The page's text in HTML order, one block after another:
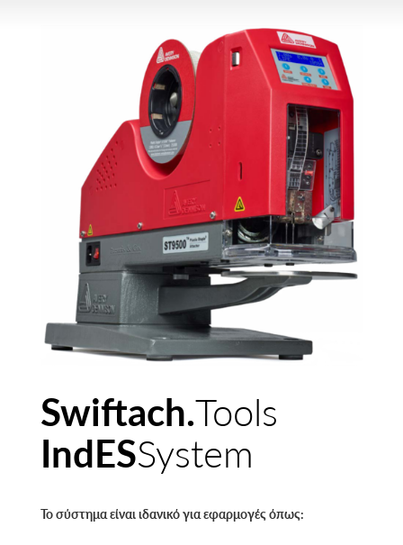
Swiftach.Tools
IndESSystem
Το σύστημα είναι ιδανικό για εφαρμογές όπως: